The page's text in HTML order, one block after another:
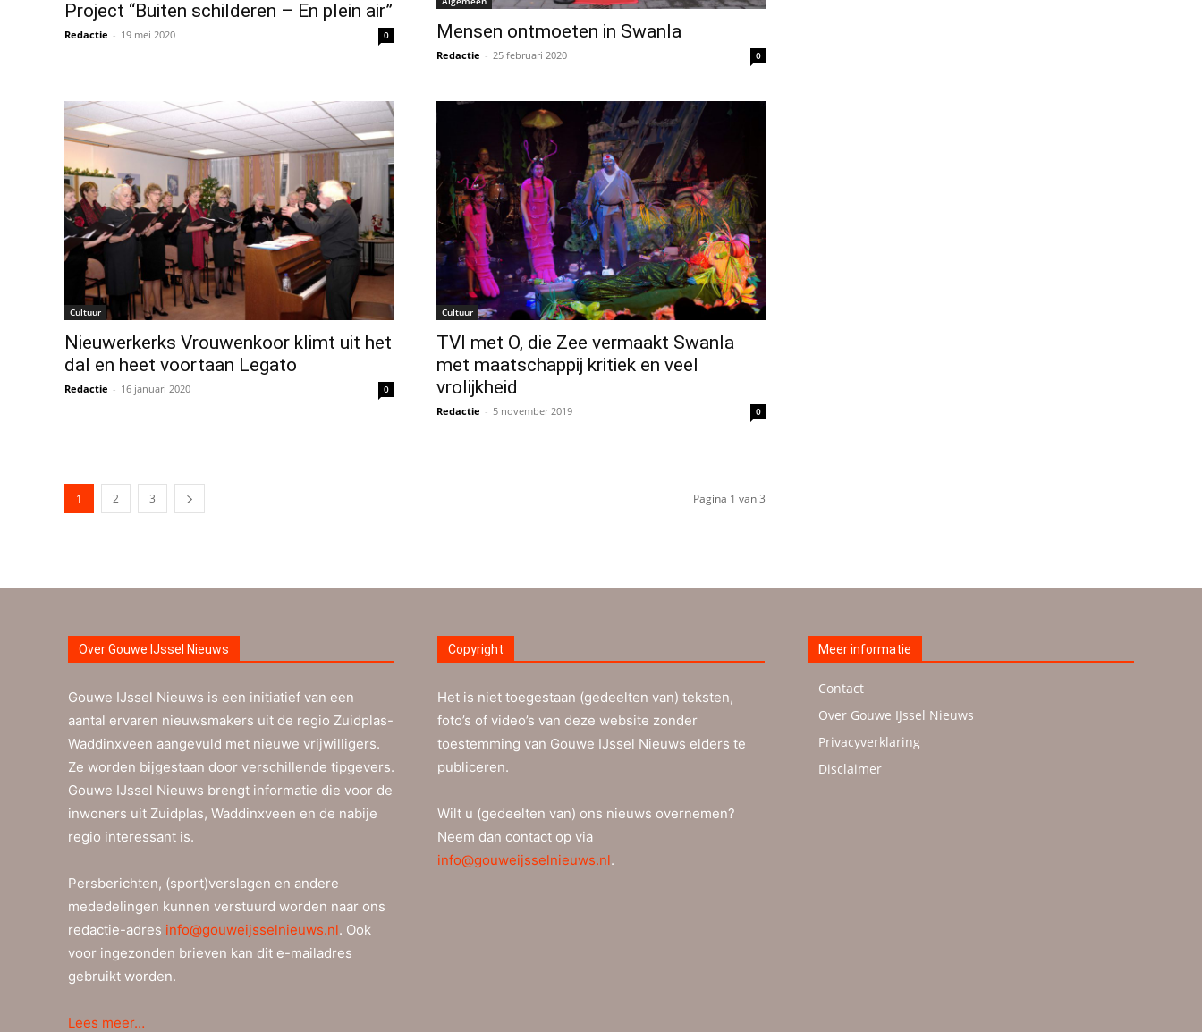
Project “Buiten schilderen – En plein air”
Redactie - 19 mei 2020 0 Mensen ontmoeten in Swanla
Redactie - 25 februari 2020 0
Cultuur
Nieuwerkerks Vrouwenkoor klimt uit het
dal en heet voortaan Legato
Redactie - 16 januari 2020 0
Cultuur
TVI met O, die Zee vermaakt Swanla
met maatschappij kritiek en veel
vrolijkheid
Redactie - 5 november 2019 0
1 2 3 Pagina 1 van 3
Over Gouwe IJssel Nieuws
Gouwe IJssel Nieuws is een initiatief van een
aantal ervaren nieuwsmakers uit de regio Zuidplas-
Waddinxveen aangevuld met nieuwe vrijwilligers.
Ze worden bijgestaan door verschillende tipgevers.
Gouwe IJssel Nieuws brengt informatie die voor de
inwoners uit Zuidplas, Waddinxveen en de nabije
regio interessant is.
Persberichten, (sport)verslagen en andere
mededelingen kunnen verstuurd worden naar ons
redactie-adres info@gouweijsselnieuws.nl. Ook
voor ingezonden brieven kan dit e-mailadres
gebruikt worden.
Lees meer…
Copyright
Het is niet toegestaan (gedeelten van) teksten,
foto’s of video’s van deze website zonder
toestemming van Gouwe IJssel Nieuws elders te
publiceren.
Wilt u (gedeelten van) ons nieuws overnemen?
Neem dan contact op via
info@gouweijsselnieuws.nl.
Meer informatie
Contact
Over Gouwe IJssel Nieuws
Privacyverklaring
Disclaimer